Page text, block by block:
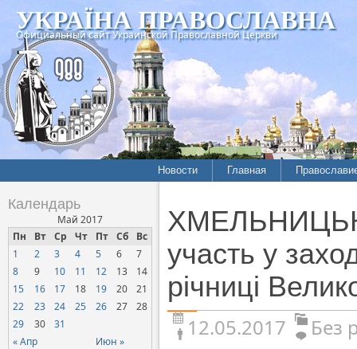
УКРАЇНА ПРАВОСЛАВНА
Официальный сайт Украинской Православной Церкви
Новости Главная
Календарь
Май 2017
Пн
Вт Ср Чт Пт Сб Вс
« Апр Июн »
1 2 3 4 5 6
7
8
9 10 11 12 13
14
15
16 17 18 19 20
21
22
23 24 25 26 27
28
29
30 31
участь у
річниці
12.05.2017 Без